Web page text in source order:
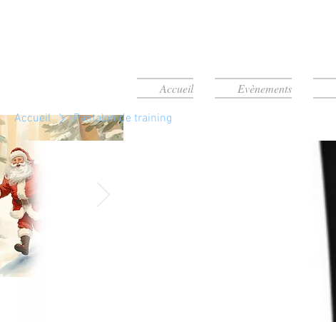
Accueil Evènements
Accueil Pantalon de training